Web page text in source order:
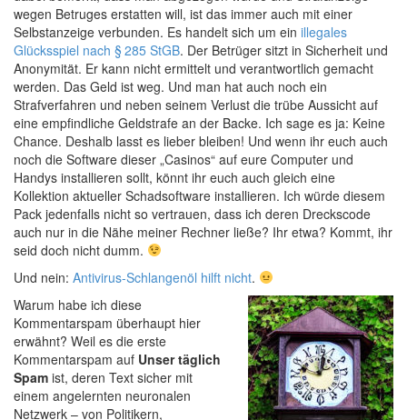
wegen Betruges erstatten will, ist das immer auch mit einer
Selbstanzeige verbunden. Es handelt sich um ein illegales
Glücksspiel nach § 285 StGB. Der Betrüger sitzt in Sicherheit und
Anonymität. Er kann nicht ermittelt und verantwortlich gemacht
werden. Das Geld ist weg. Und man hat auch noch ein
Strafverfahren und neben seinem Verlust die trübe Aussicht auf
eine empfindliche Geldstrafe an der Backe. Ich sage es ja: Keine
Chance. Deshalb lasst es lieber bleiben! Und wenn ihr euch auch
noch die Software dieser „Casinos“ auf eure Computer und
Handys installieren sollt, könnt ihr euch auch gleich eine
Kollektion aktueller Schadsoftware installieren. Ich würde diesem
Pack jedenfalls nicht so vertrauen, dass ich deren Dreckscode
auch nur in die Nähe meiner Rechner ließe? Ihr etwa? Kommt, ihr
seid doch nicht dumm.
Und nein: Antivirus-Schlangenöl hilft nicht.
Warum habe ich diese
Kommentarspam überhaupt hier
erwähnt? Weil es die erste
Kommentarspam auf Unser täglich
Spam ist, deren Text sicher mit
einem angelernten neuronalen
Netzwerk – von Politikern,